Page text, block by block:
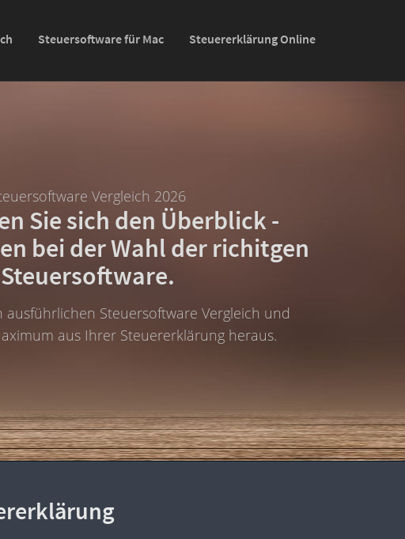
Steuersoftware für Mac Steuererklärung Online
Vergleich 2026
Sie sich den Überblick -
bei der Wahl der richitgen
Steuersoftware.
ausführlichen Steuersoftware Vergleich und
aus Ihrer Steuererklärung heraus.